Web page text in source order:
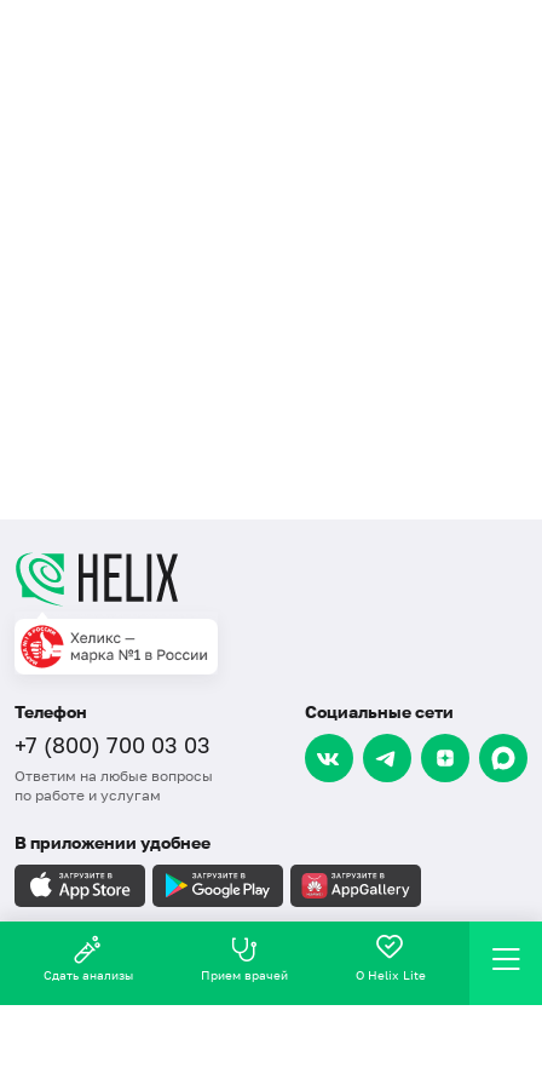
Телефон
+7 (800) 700 03 03
Ответим на любые вопросы
по работе и услугам
Социальные сети
В приложении удобнее
Карта сайта
СОУТ
Сдать анализы Прием врачей О Helix Lite